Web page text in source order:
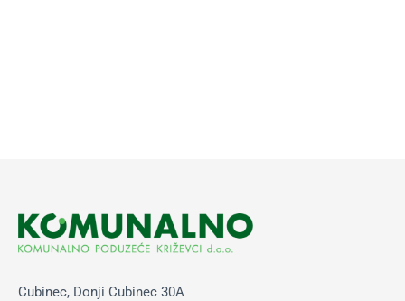
Cubinec, Donji Cubinec 30A